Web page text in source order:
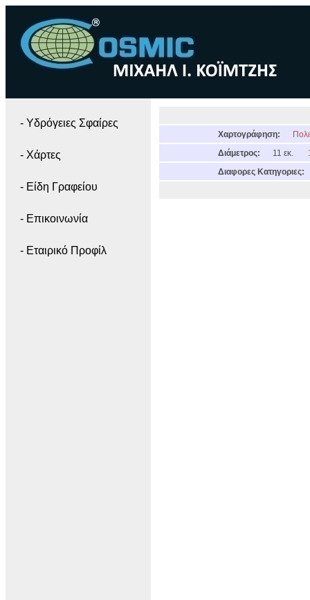
- Yδρόγειες Σφαίρες
- Χάρτες
- Είδη Γραφείου
- Επικοινωνία
- Εταιρικό Προφίλ
Χαρτογράφηση:
Διάμετρος:
11 εκ.
Διαφορες Κατηγοριες: